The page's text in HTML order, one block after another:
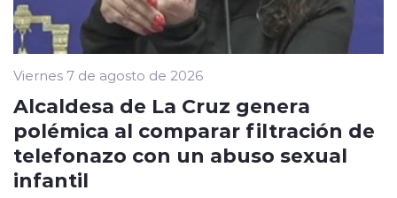
Viernes 7 de agosto de 2026
Alcaldesa de La Cruz genera
polémica al comparar filtración de
telefonazo con un abuso sexual
infantil